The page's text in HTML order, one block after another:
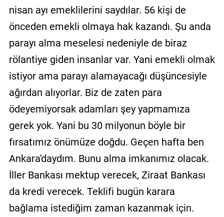
nisan ayı emeklilerini saydılar. 56 kişi de
önceden emekli olmaya hak kazandı. Şu anda
parayı alma meselesi nedeniyle de biraz
rölantiye giden insanlar var. Yani emekli olmak
istiyor ama parayı alamayacağı düşüncesiyle
ağırdan alıyorlar. Biz de zaten para
ödeyemiyorsak adamları şey yapmamıza
gerek yok. Yani bu 30 milyonun böyle bir
fırsatımız önümüze doğdu. Geçen hafta ben
Ankara'daydım. Bunu alma imkanımız olacak.
İller Bankası mektup verecek, Ziraat Bankası
da kredi verecek. Teklifi bugün karara
bağlama istediğim zaman kazanmak için.